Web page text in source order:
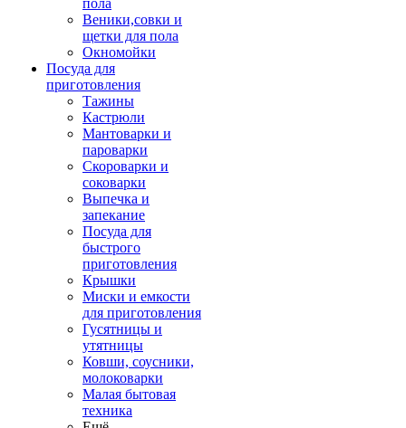
пола
Веники,совки и
щетки для пола
Окномойки
Посуда для
приготовления
Тажины
Кастрюли
Мантоварки и
пароварки
Скороварки и
соковарки
Выпечка и
запекание
Посуда для
быстрого
приготовления
Крышки
Миски и емкости
для приготовления
Гусятницы и
утятницы
Ковши, соусники,
молоковарки
Малая бытовая
техника